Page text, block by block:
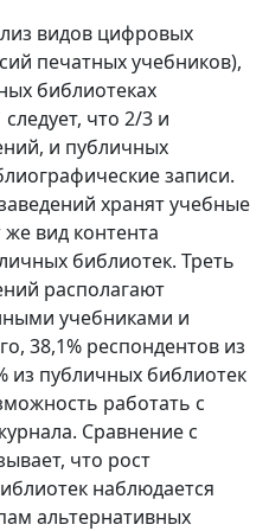
видов цифровых
печатных учебников),
библиотеках
следует, что 2/3 и
и публичных
записи.
хранят учебные
вид контента
библиотек. Треть
располагают
учебниками и
38,1% респондентов из
из публичных библиотек
работать с
Сравнение с
что рост
наблюдается
альтернативных